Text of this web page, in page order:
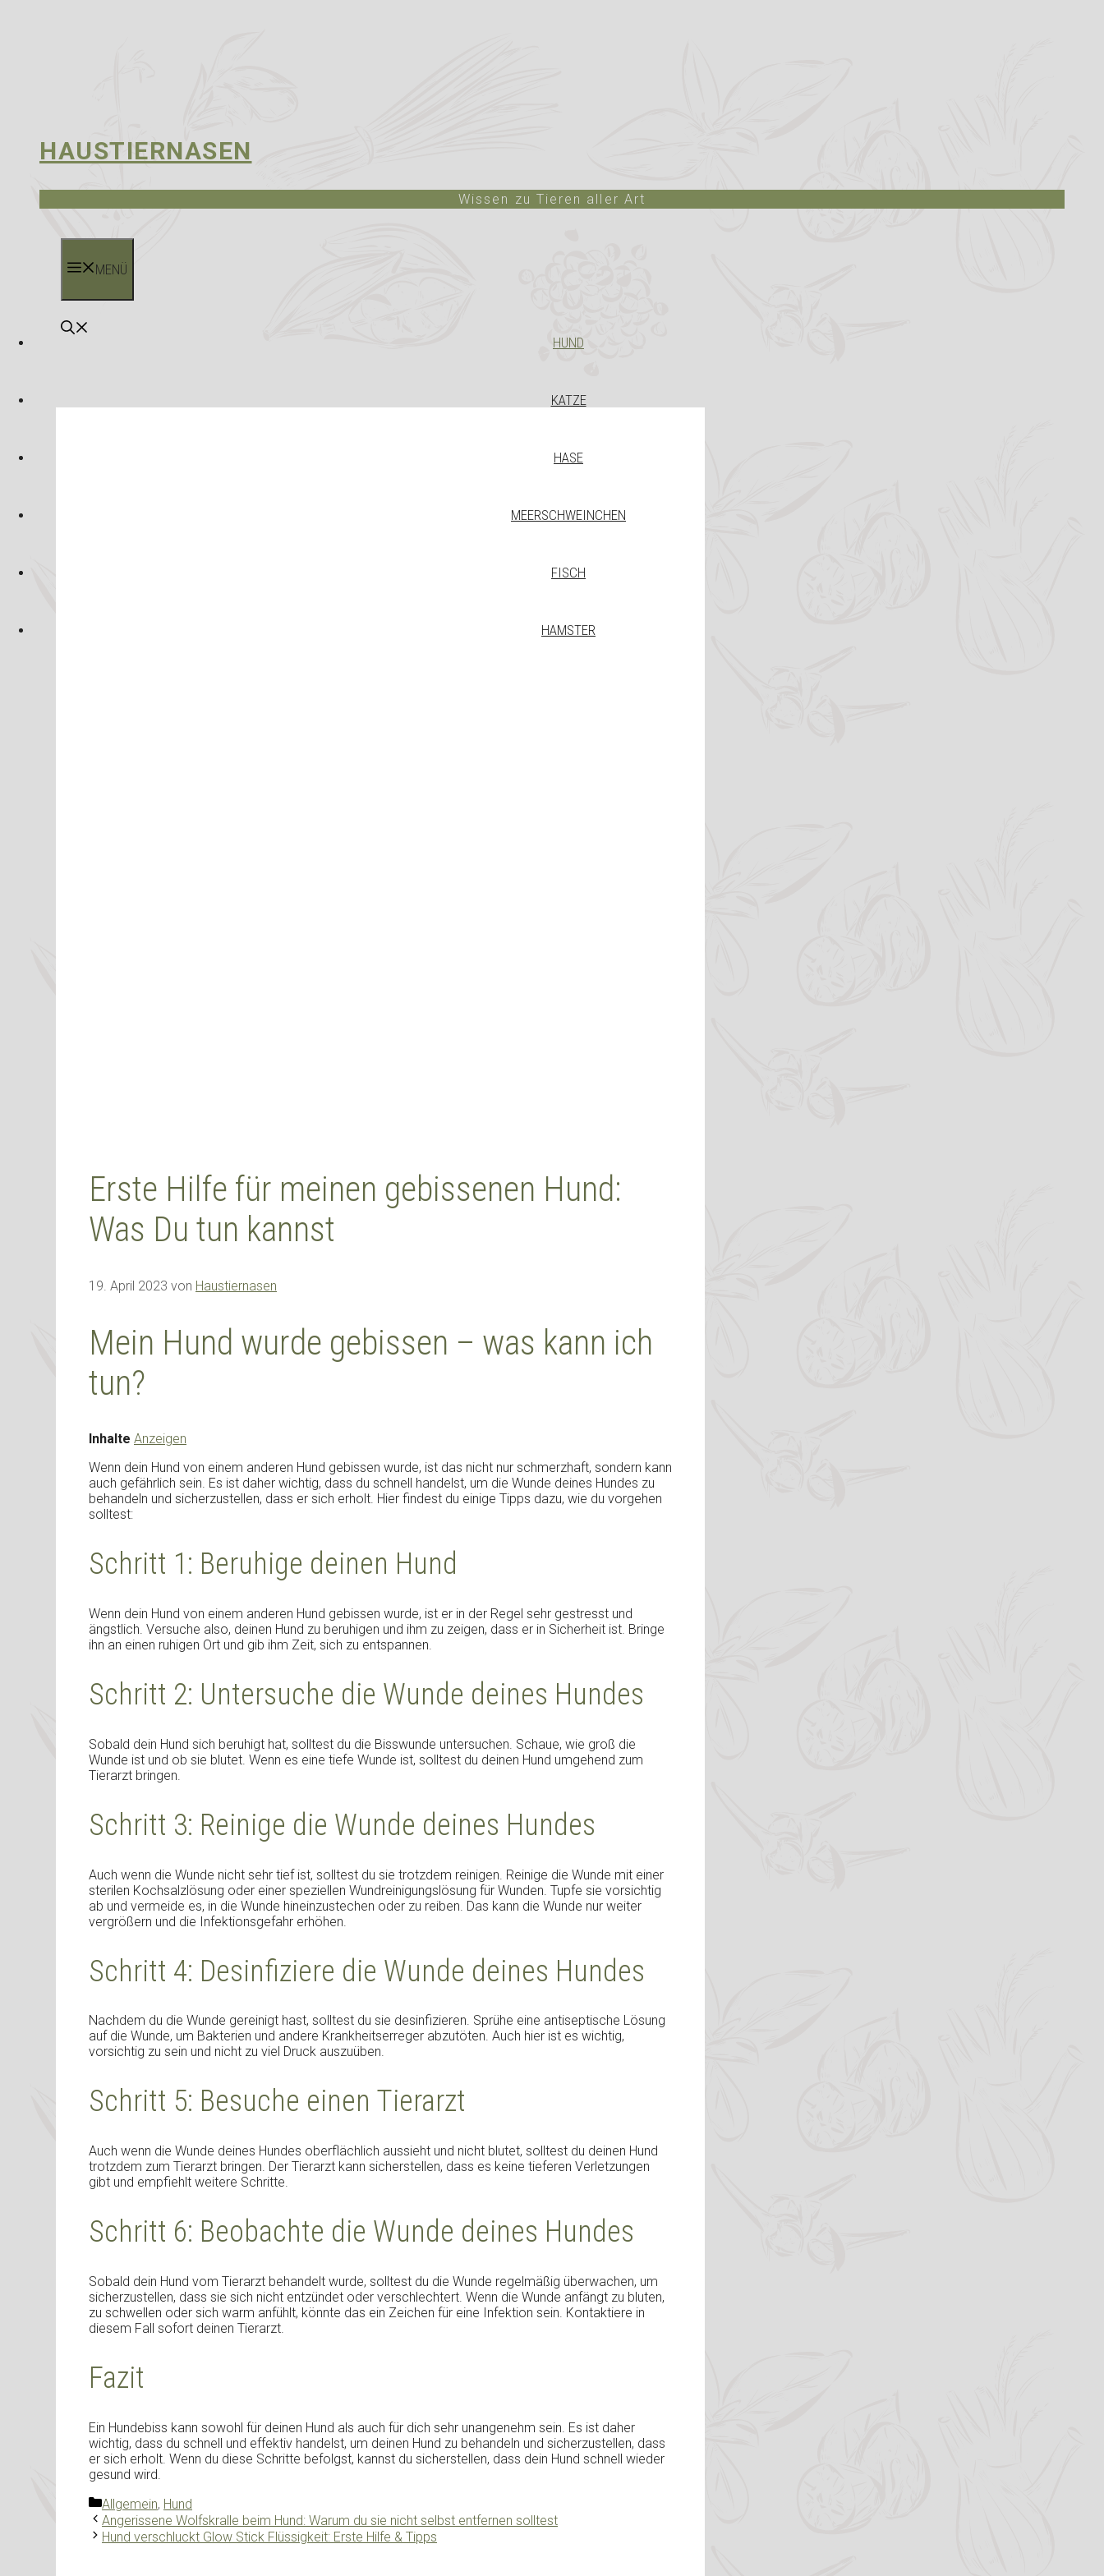
HAUSTIERNASEN
Wissen zu Tieren aller Art
MENÜ
HUND
KATZE
HASE
MEERSCHWEINCHEN
FISCH
HAMSTER
Erste Hilfe für meinen gebissenen Hund:
Was Du tun kannst
19. April 2023 von Haustiernasen
Mein Hund wurde gebissen – was kann ich
tun?
Inhalte Anzeigen
Wenn dein Hund von einem anderen Hund gebissen wurde, ist das nicht nur schmerzhaft, sondern kann
auch gefährlich sein. Es ist daher wichtig, dass du schnell handelst, um die Wunde deines Hundes zu
behandeln und sicherzustellen, dass er sich erholt. Hier findest du einige Tipps dazu, wie du vorgehen
solltest:
Schritt 1: Beruhige deinen Hund
Wenn dein Hund von einem anderen Hund gebissen wurde, ist er in der Regel sehr gestresst und
ängstlich. Versuche also, deinen Hund zu beruhigen und ihm zu zeigen, dass er in Sicherheit ist. Bringe
ihn an einen ruhigen Ort und gib ihm Zeit, sich zu entspannen.
Schritt 2: Untersuche die Wunde deines Hundes
Sobald dein Hund sich beruhigt hat, solltest du die Bisswunde untersuchen. Schaue, wie groß die
Wunde ist und ob sie blutet. Wenn es eine tiefe Wunde ist, solltest du deinen Hund umgehend zum
Tierarzt bringen.
Schritt 3: Reinige die Wunde deines Hundes
Auch wenn die Wunde nicht sehr tief ist, solltest du sie trotzdem reinigen. Reinige die Wunde mit einer
sterilen Kochsalzlösung oder einer speziellen Wundreinigungslösung für Wunden. Tupfe sie vorsichtig
ab und vermeide es, in die Wunde hineinzustechen oder zu reiben. Das kann die Wunde nur weiter
vergrößern und die Infektionsgefahr erhöhen.
Schritt 4: Desinfiziere die Wunde deines Hundes
Nachdem du die Wunde gereinigt hast, solltest du sie desinfizieren. Sprühe eine antiseptische Lösung
auf die Wunde, um Bakterien und andere Krankheitserreger abzutöten. Auch hier ist es wichtig,
vorsichtig zu sein und nicht zu viel Druck auszuüben.
Schritt 5: Besuche einen Tierarzt
Auch wenn die Wunde deines Hundes oberflächlich aussieht und nicht blutet, solltest du deinen Hund
trotzdem zum Tierarzt bringen. Der Tierarzt kann sicherstellen, dass es keine tieferen Verletzungen
gibt und empfiehlt weitere Schritte.
Schritt 6: Beobachte die Wunde deines Hundes
Sobald dein Hund vom Tierarzt behandelt wurde, solltest du die Wunde regelmäßig überwachen, um
sicherzustellen, dass sie sich nicht entzündet oder verschlechtert. Wenn die Wunde anfängt zu bluten,
zu schwellen oder sich warm anfühlt, könnte das ein Zeichen für eine Infektion sein. Kontaktiere in
diesem Fall sofort deinen Tierarzt.
Fazit
Ein Hundebiss kann sowohl für deinen Hund als auch für dich sehr unangenehm sein. Es ist daher
wichtig, dass du schnell und effektiv handelst, um deinen Hund zu behandeln und sicherzustellen, dass
er sich erholt. Wenn du diese Schritte befolgst, kannst du sicherstellen, dass dein Hund schnell wieder
gesund wird.
Kategorien
Allgemein, Hund
Angerissene Wolfskralle beim Hund: Warum du sie nicht selbst entfernen solltest
Hund verschluckt Glow Stick Flüssigkeit: Erste Hilfe & Tipps